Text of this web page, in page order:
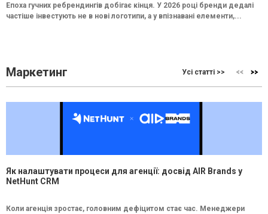
Епоха гучних ребрендингів добігає кінця. У 2026 році бренди дедалі
частіше інвестують не в нові логотипи, а у впізнавані елементи,...
Маркетинг Усі статті >>
Як налаштувати процеси для агенції: досвід AIR Brands у
NetHunt CRM
Коли агенція зростає, головним дефіцитом стає час. Менеджери